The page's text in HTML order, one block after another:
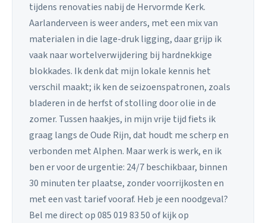
tijdens renovaties nabij de Hervormde Kerk.
Aarlanderveen is weer anders, met een mix van
materialen in die lage-druk ligging, daar grijp ik
vaak naar wortelverwijdering bij hardnekkige
blokkades. Ik denk dat mijn lokale kennis het
verschil maakt; ik ken de seizoenspatronen, zoals
bladeren in de herfst of stolling door olie in de
zomer. Tussen haakjes, in mijn vrije tijd fiets ik
graag langs de Oude Rijn, dat houdt me scherp en
verbonden met Alphen. Maar werk is werk, en ik
ben er voor de urgentie: 24/7 beschikbaar, binnen
30 minuten ter plaatse, zonder voorrijkosten en
met een vast tarief vooraf. Heb je een noodgeval?
Bel me direct op 085 019 83 50 of kijk op